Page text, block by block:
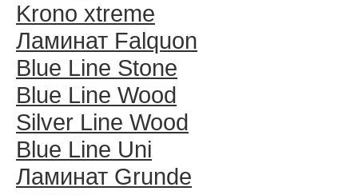
Krono xtreme
Ламинат Falquon
Blue Line Stone
Blue Line Wood
Silver Line Wood
Blue Line Uni
Ламинат Grunde